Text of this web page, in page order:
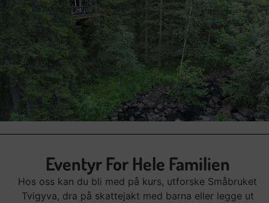
Eventyr For Hele Familien
Hos oss kan du bli med på kurs, utforske Småbruket
Tvigyva, dra på skattejakt med barna eller legge ut